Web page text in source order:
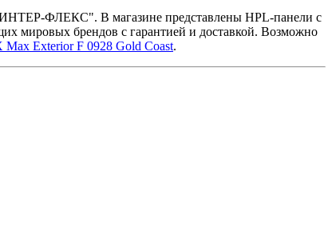
ФЛЕКС". В магазине представлены HPL-панели с
мировых брендов с гарантией и доставкой. Возможно
Exterior F 0928 Gold Coast.